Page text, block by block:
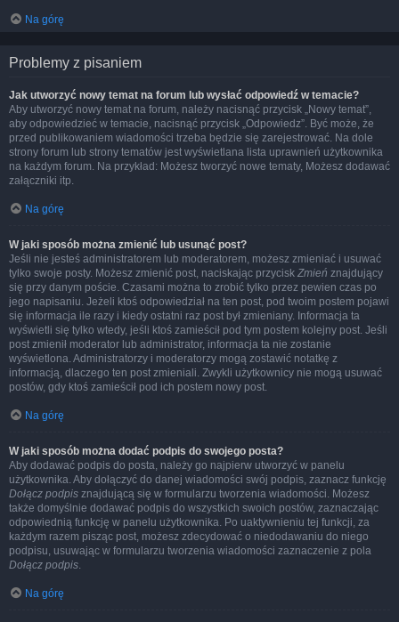
Na górę
Problemy z pisaniem
Jak utworzyć nowy temat na forum lub wysłać odpowiedź w temacie?
Aby utworzyć nowy temat na forum, należy nacisnąć przycisk „Nowy temat”,
aby odpowiedzieć w temacie, nacisnąć przycisk „Odpowiedz”. Być może, że
przed publikowaniem wiadomości trzeba będzie się zarejestrować. Na dole
strony forum lub strony tematów jest wyświetlana lista uprawnień użytkownika
na każdym forum. Na przykład: Możesz tworzyć nowe tematy, Możesz dodawać
załączniki itp.
Na górę
W jaki sposób można zmienić lub usunąć post?
Jeśli nie jesteś administratorem lub moderatorem, możesz zmieniać i usuwać
tylko swoje posty. Możesz zmienić post, naciskając przycisk Zmień znajdujący
się przy danym poście. Czasami można to zrobić tylko przez pewien czas po
jego napisaniu. Jeżeli ktoś odpowiedział na ten post, pod twoim postem pojawi
się informacja ile razy i kiedy ostatni raz post był zmieniany. Informacja ta
wyświetli się tylko wtedy, jeśli ktoś zamieścił pod tym postem kolejny post. Jeśli
post zmienił moderator lub administrator, informacja ta nie zostanie
wyświetlona. Administratorzy i moderatorzy mogą zostawić notatkę z
informacją, dlaczego ten post zmieniali. Zwykli użytkownicy nie mogą usuwać
postów, gdy ktoś zamieścił pod ich postem nowy post.
Na górę
W jaki sposób można dodać podpis do swojego posta?
Aby dodawać podpis do posta, należy go najpierw utworzyć w panelu
użytkownika. Aby dołączyć do danej wiadomości swój podpis, zaznacz funkcję
Dołącz podpis znajdującą się w formularzu tworzenia wiadomości. Możesz
także domyślnie dodawać podpis do wszystkich swoich postów, zaznaczając
odpowiednią funkcję w panelu użytkownika. Po uaktywnieniu tej funkcji, za
każdym razem pisząc post, możesz zdecydować o niedodawaniu do niego
podpisu, usuwając w formularzu tworzenia wiadomości zaznaczenie z pola
Dołącz podpis.
Na górę